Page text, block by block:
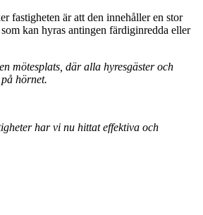
fastigheten är att den innehåller en stor
kan hyras antingen färdiginredda eller
mötesplats, där alla hyresgäster och
på hörnet.
har vi nu hittat effektiva och